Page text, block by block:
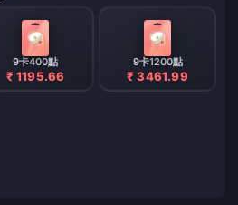
9卡400點
₹ 1195.66
9卡1200點
₹ 3461.99